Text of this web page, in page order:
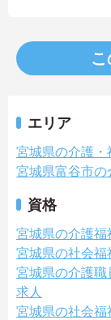
エリア
宮城県の介護・
宮城県富谷市の
資格
宮城県の介護福
宮城県の社会福
宮城県の介護
求人
宮城県の社会福